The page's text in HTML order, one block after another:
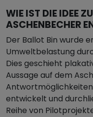
WIE IST DIE IDEE
ASCHENBECHER
Der Ballot Bin wurde
Umweltbelastung
Dies geschieht
Aussage auf dem
entwickelt und
Reihe von